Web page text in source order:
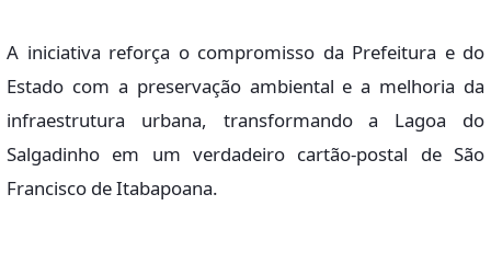
A iniciativa reforça o compromisso da Prefeitura e do
Estado com a preservação ambiental e a melhoria da
infraestrutura urbana, transformando a Lagoa do
Salgadinho em um verdadeiro cartão-postal de São
Francisco de Itabapoana.